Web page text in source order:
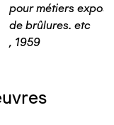
pour métiers
de brûlures. etc
, 1959